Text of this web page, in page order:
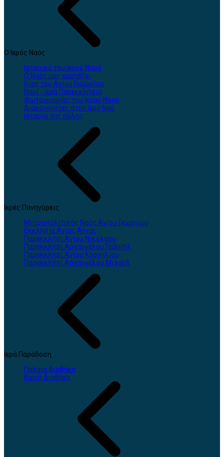
Ο Ιερός Ναός
Ιστορικό του Ιερού Ναού
Ο Ναός μας εορτάζει
Βίος του Αγίου Γεωργίου
Ναοί - Ιερά Παρεκκλήσια
Φωτογραφίες του Ιερού Ναού
Διακονούντες στον Ιερό Ναό
Ιστορία της πόλης
Ιερές Πανηγύρεις
Μητροπολιτικός Ναός Αγίου Γεωργίου
Εκκλησία Αγίας Άννας
Παρεκκλήσι Αγίου Νικολάου
Παρεκκλήσι Αρχαγγέλου Γαβριήλ
Παρεκκλήσι Αγίου Κορνηλίου
Παρεκκλήσι Αρχαγγέλου Μιχαήλ
Ιερά Παράδοση
Παλαιά Διαθήκη
Καινή Διαθήκη